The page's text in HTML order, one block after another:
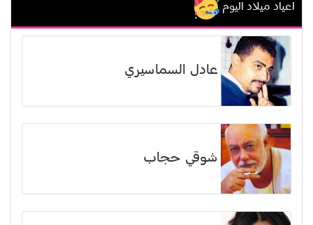
اعياد ميلاد اليوم
عادل السماسيري
شوقي حجاب